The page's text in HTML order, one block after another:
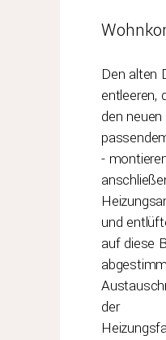
Den alten
entleeren,
den
-
und
auf diese
der